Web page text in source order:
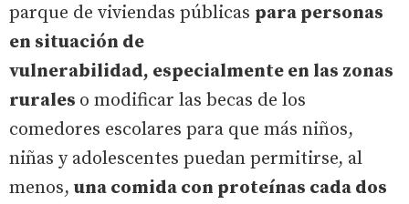
parque de viviendas públicas para personas
en situación de
vulnerabilidad, especialmente en las zonas
rurales o modificar las becas de los
comedores escolares para que más niños,
niñas y adolescentes puedan permitirse, al
menos, una comida con proteínas cada dos